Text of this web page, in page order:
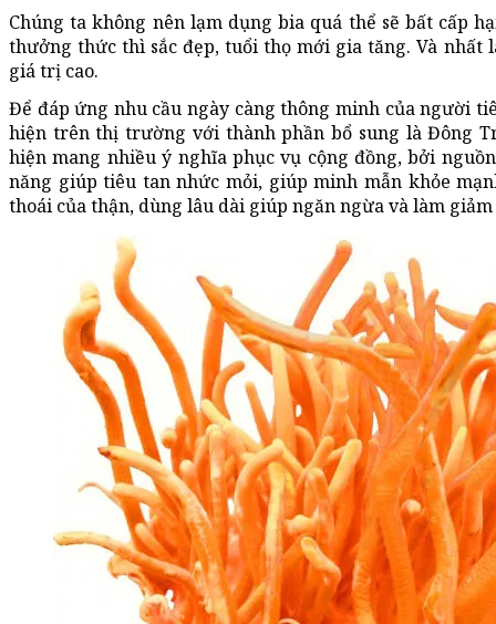
Chúng ta không nên lạm dụng bia quá thể sẽ bất cấp
thưởng thức thì sắc đẹp, tuổi thọ mới gia tăng. Và nhất
giá trị cao.
Để đáp ứng nhu cầu ngày càng thông minh của người
hiện trên thị trường với thành phần bổ sung là Đông
hiện mang nhiều ý nghĩa phục vụ cộng đồng, bởi
năng giúp tiêu tan nhức mỏi, giúp minh mẫn khỏe
thoái của thận, dùng lâu dài giúp ngăn ngừa và làm